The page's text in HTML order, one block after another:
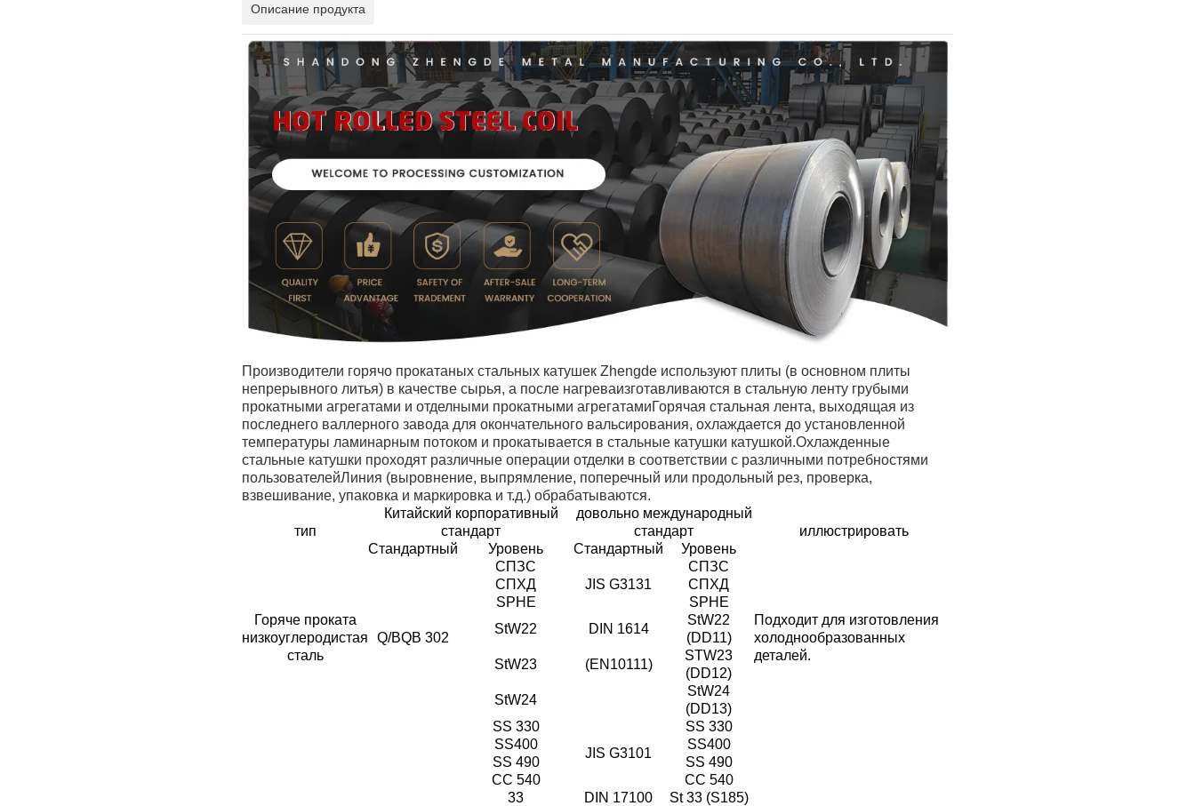
Описание продукта
Производители горячо прокатаных стальных катушек Zhengde используют плиты (в основном плиты
непрерывного литья) в качестве сырья, а после нагреваизготавливаются в стальную ленту грубыми
прокатными агрегатами и отделными прокатными агрегатамиГорячая стальная лента, выходящая из
последнего валлерного завода для окончательного вальсирования, охлаждается до установленной
температуры ламинарным потоком и прокатывается в стальные катушки катушкой.Охлажденные
стальные катушки проходят различные операции отделки в соответствии с различными потребностями
пользователейЛиния (выровнение, выпрямление, поперечный или продольный рез, проверка,
взвешивание, упаковка и маркировка и т.д.) обрабатываются.
тип
Китайский корпоративный
стандарт
довольно международный
стандарт
иллюстрировать
Стандартный
Уровень Стандартный Уровень
Горяче проката
низкоуглеродистая
сталь
Q/BQB 302
СПЗС
JIS G3131
СПЗС
Подходит для изготовления
холоднообразованных
деталей.
СПХД
СПХД
SPHE
SPHE
StW22
DIN 1614
StW22
(DD11)
StW23
(EN10111)
STW23
(DD12)
StW24
StW24
(DD13)
SS 330
JIS G3101
SS 330
SS400
SS400
SS 490
SS 490
СС 540
СС 540
33
DIN 17100
St 33 (S185)